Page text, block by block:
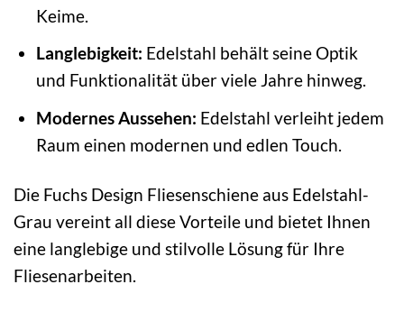
Keime.
Langlebigkeit: Edelstahl behält seine Optik
und Funktionalität über viele Jahre hinweg.
Modernes Aussehen: Edelstahl verleiht jedem
Raum einen modernen und edlen Touch.
Die Fuchs Design Fliesenschiene aus Edelstahl-
Grau vereint all diese Vorteile und bietet Ihnen
eine langlebige und stilvolle Lösung für Ihre
Fliesenarbeiten.